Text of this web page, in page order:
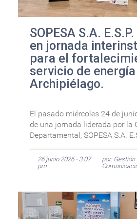
SOPESA S.A.
en jornada
para el
servicio de energía
Archipiélago.
El pasado miércoles 24 de
de una jornada liderada por la
Departamental, SOPESA S.A.
26 junio 2026 - 3:07
pm
por: Gestión